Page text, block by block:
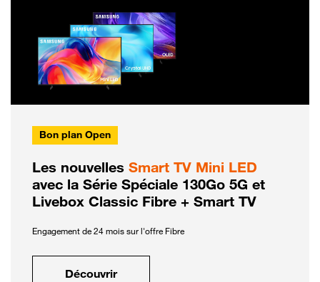
Bon plan Open
Les nouvelles Smart TV Mini LED
avec la Série Spéciale 130Go 5G et
Livebox Classic Fibre + Smart TV
Engagement de 24 mois sur l'offre Fibre
Découvrir